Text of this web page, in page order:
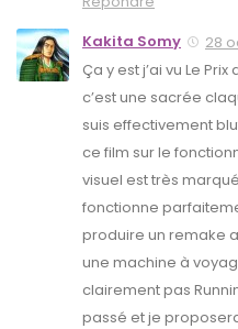
Kakita Somy
28
Ça y est j’ai vu Le
c’est une sacrée
suis effectivement
ce film sur le
visuel est très
fonctionne
produire un remake
une machine à
clairement pas
passé et je